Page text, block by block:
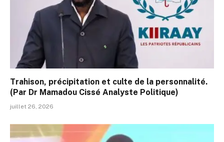
Trahison, précipitation et culte de la personnalité.
(Par Dr Mamadou Cissé Analyste Politique)
juillet 26, 2026